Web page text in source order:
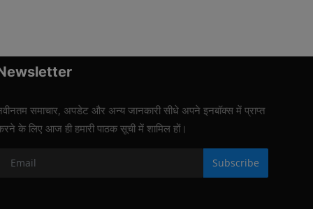
समाचार, अपडेट और अन्य जानकारी सीधे अपने इनबॉक्स में प्राप्त
के लिए आज ही हमारी पाठक सूची में शामिल हों।
Subscribe